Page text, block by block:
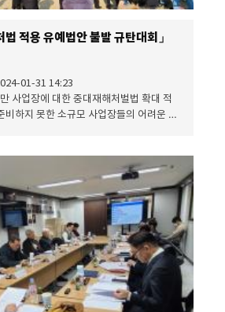
법 적용 유예법안 불발 규탄대회」
01-31 14:23
사업장에 대한 중대재해처벌법 확대 적
비하지 못한 소규모 사업장들의 어려운 현
을 마련해 줄 것을 국회에 요청하기 위해
계 협·단체와 공동으로 「50인 미만 중처
」 참석 - 다 음 - 일 시 / 장소 :
회(서울특별시 여의도) 본관 앞 계단 주
중소기업계 및 건설업계 협·단체 관련
economy/smb-
BONFCBSIFZDHJG2N7OPWOHMQ